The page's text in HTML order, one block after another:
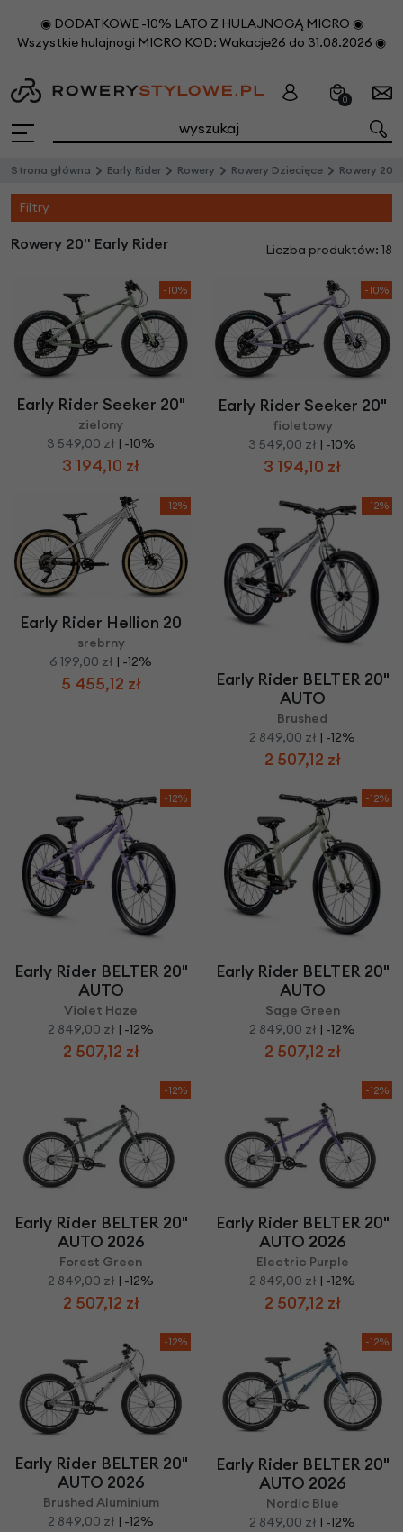
◉ DODATKOWE -10% LATO Z HULAJNOGĄ MICRO ◉
Wszystkie hulajnogi MICRO KOD: Wakacje26 do 31.08.2026 ◉
0
Strona główna Early Rider Rowery Rowery Dziecięce Rowery 20''
Filtry
Rowery 20'' Early Rider Liczba produktów: 18
-10%
Early Rider Seeker 20"
zielony
3 549,00 zł | -10%
3 194,10 zł
-10%
Early Rider Seeker 20"
fioletowy
3 549,00 zł | -10%
3 194,10 zł
-12%
Early Rider Hellion 20
srebrny
6 199,00 zł | -12%
5 455,12 zł
-12%
Early Rider BELTER 20"
AUTO
Brushed
2 849,00 zł | -12%
2 507,12 zł
-12%
Early Rider BELTER 20"
AUTO
Violet Haze
2 849,00 zł | -12%
2 507,12 zł
-12%
Early Rider BELTER 20"
AUTO
Sage Green
2 849,00 zł | -12%
2 507,12 zł
-12%
Early Rider BELTER 20"
AUTO 2026
Forest Green
2 849,00 zł | -12%
2 507,12 zł
-12%
Early Rider BELTER 20"
AUTO 2026
Electric Purple
2 849,00 zł | -12%
2 507,12 zł
-12%
Early Rider BELTER 20"
AUTO 2026
Brushed Aluminium
2 849,00 zł | -12%
-12%
Early Rider BELTER 20"
AUTO 2026
Nordic Blue
2 849,00 zł | -12%